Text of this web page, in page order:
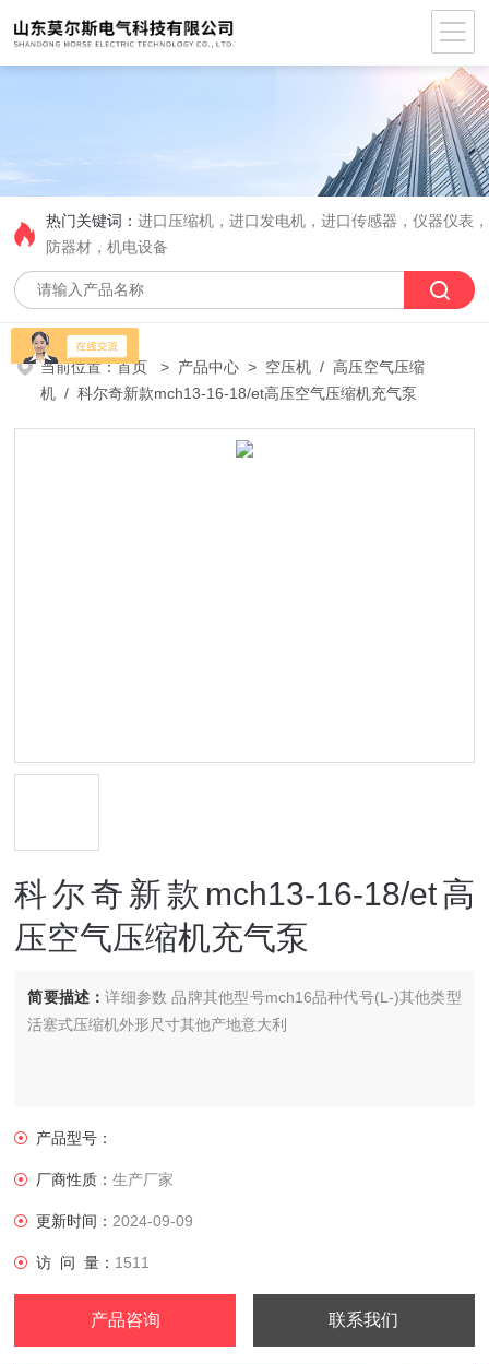
热门关键词：进口压缩机，进口发电机，进口传感器，仪器仪表
防器材，机电设备
当前位置：首页 > 产品中心 > 空压机 /高压空气压缩
机 / 科尔奇新款mch13-16-18/et高压空气压缩机充气泵
科尔奇新款mch13-16-18/et高
压空气压缩机充气泵
简要描述：详细参数 品牌其他型号mch16品种代号(L-)其他类型
活塞式压缩机外形尺寸其他产地意大利
产品型号：
厂商性质：生产厂家
更新时间： 2024-09-09
访 问 量： 1511
产品咨询 联系我们